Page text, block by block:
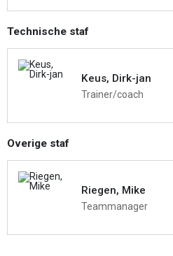
Technische staf
Keus, Dirk-jan
Trainer/coach
Overige staf
Riegen, Mike
Teammanager